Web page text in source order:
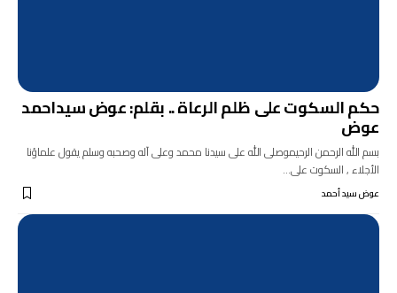
حكم السكوت على ظلم الرعاة .. بقلم: عوض سيداحمد
عوض
بسم الله الرحمن الرحيموصلى الله على سيدنا محمد وعلى آله وصحبه وسلم يقول علماؤنا
الأجلاء , السكوت على…
عوض سيد أحمد